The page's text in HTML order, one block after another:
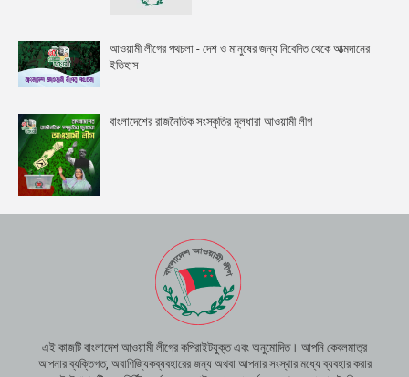
আওয়ামী লীগের পথচলা - দেশ ও মানুষের জন্য নিবেদিত থেকে আত্মদানের
ইতিহাস
বাংলাদেশের রাজনৈতিক সংস্কৃতির মূলধারা আওয়ামী লীগ
এই কাজটি বাংলাদেশ আওয়ামী লীগের কপিরাইটযুক্ত এবং অনুমোদিত। আপনি কেবলমাত্র
আপনার ব্যক্তিগত, অবাণিজ্যিকব্যবহারের জন্য অথবা আপনার সংস্থার মধ্যে ব্যবহার করার